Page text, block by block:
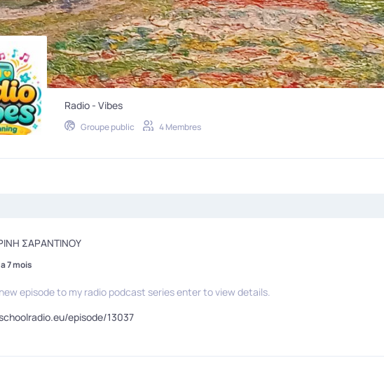
Radio - Vibes
Groupe public 4 Membres
ΣΑΡΑΝΤΙΝΟΥ
7 mois
episode to my radio podcast series enter to view details.
episode/13037